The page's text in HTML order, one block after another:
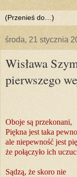
środa, 21 stycznia
Wisława
pierwszego
Oboje są przekonani,
Piękna jest taka
ale niepewność jest
że połączyło ich
Sądzą, że skoro nie